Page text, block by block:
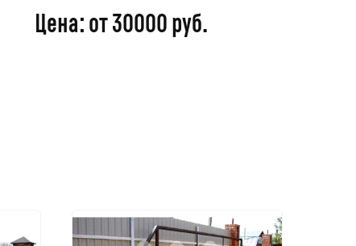
Цена: от 30000 руб.